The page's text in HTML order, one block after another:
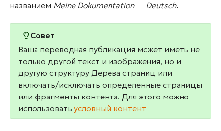
названием Meine Dokumentation — Deutsch.
Совет
Ваша переводная публикация может иметь не
только другой текст и изображения, но и
другую структуру Дерева страниц или
включать/исключать определенные страницы
или фрагменты контента. Для этого можно
использовать условный контент.